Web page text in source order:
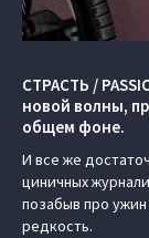
СТРАСТЬ /
новой волны,
общем фоне.
И все же
циничных
позабыв про
редкость.